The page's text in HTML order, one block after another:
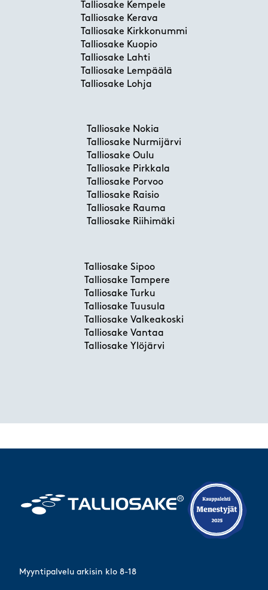
Talliosake Kempele
Talliosake Kerava
Talliosake Kirkkonummi
Talliosake Kuopio
Talliosake Lahti
Talliosake Lempäälä
Talliosake Lohja
Talliosake Nokia
Talliosake Nurmijärvi
Talliosake Oulu
Talliosake Pirkkala
Talliosake Porvoo
Talliosake Raisio
Talliosake Rauma
Talliosake Riihimäki
Talliosake Sipoo
Talliosake Tampere
Talliosake Turku
Talliosake Tuusula
Talliosake Valkeakoski
Talliosake Vantaa
Talliosake Ylöjärvi
Myyntipalvelu arkisin klo 8-18